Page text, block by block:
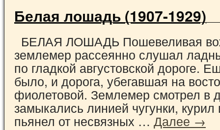
Белая лошадь (1907-1929)
БЕЛАЯ ЛОШАДЬ Пошевеливая
землемер рассеянно слушал
по гладкой августовской дороге.
было, и дорога, убегавшая на
фиолетовой. Землемер смотрел в
замыкались линией чугунки, курил
пьянел от несвязных …Далее →